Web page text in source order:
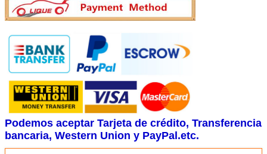
Podemos aceptar Tarjeta de crédito, Transferencia
bancaria, Western Union y PayPal.etc.